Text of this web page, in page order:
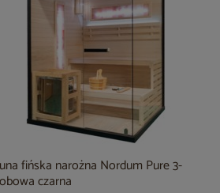
fińska narożna Nordum Pure 3-
czarna